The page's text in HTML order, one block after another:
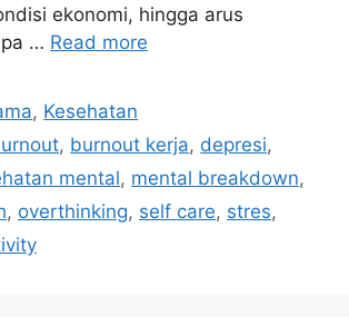
ekonomi, hingga arus
… Read more
, Kesehatan
, burnout kerja, depresi,
mental, mental breakdown,
, overthinking, self care, stres,